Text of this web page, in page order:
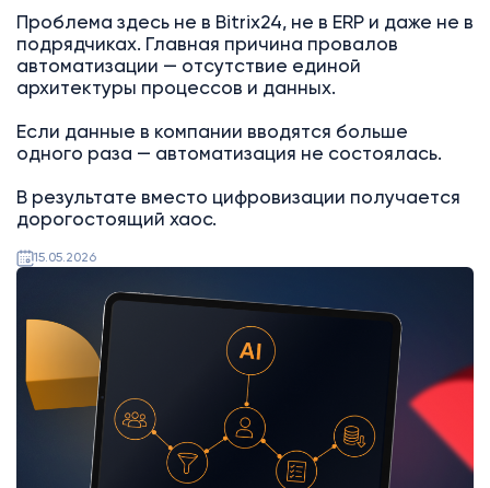
Проблема здесь не в Bitrix24, не в ERP и даже не в
подрядчиках. Главная причина провалов
автоматизации — отсутствие единой
архитектуры процессов и данных.
Если данные в компании вводятся больше
одного раза — автоматизация не состоялась.
В результате вместо цифровизации получается
дорогостоящий хаос.
15.05.2026